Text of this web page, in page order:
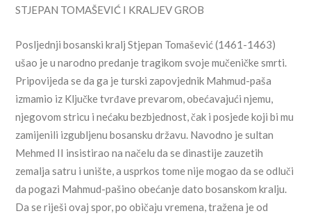
STJEPAN TOMAŠEVIĆ I KRALJEV GROB
Posljednji bosanski kralj Stjepan Tomašević (1461-1463)
ušao je u narodno predanje tragikom svoje mučeničke smrti.
Pripovijeda se da ga je turski zapovjednik Mahmud-paša
izmamio iz Ključke tvrđave prevarom, obećavajući njemu,
njegovom stricu i nećaku bezbjednost, čak i posjede koji bi mu
zamijenili izgubljenu bosansku državu. Navodno je sultan
Mehmed II insistirao na načelu da se dinastije zauzetih
zemalja satru i unište, a usprkos tome nije mogao da se odluči
da pogazi Mahmud-pašino obećanje dato bosanskom kralju.
Da se riješi ovaj spor, po običaju vremena, tražena je od